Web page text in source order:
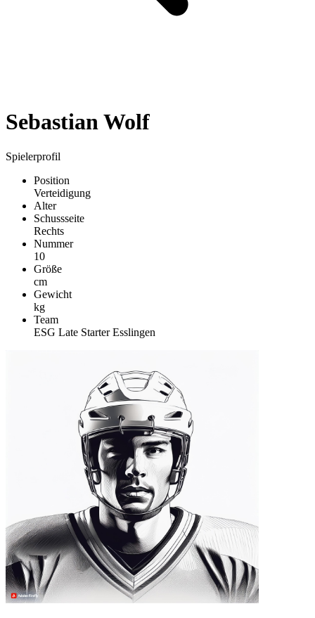
Sebastian Wolf
Spielerprofil
Position
Verteidigung
Alter
Schussseite
Rechts
Nummer
10
Größe
cm
Gewicht
kg
Team
ESG Late Starter Esslingen